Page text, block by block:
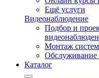
Ещё услуги
Видеонаблюдение
Подбор и
Монтаж
Обслуживание
Каталог